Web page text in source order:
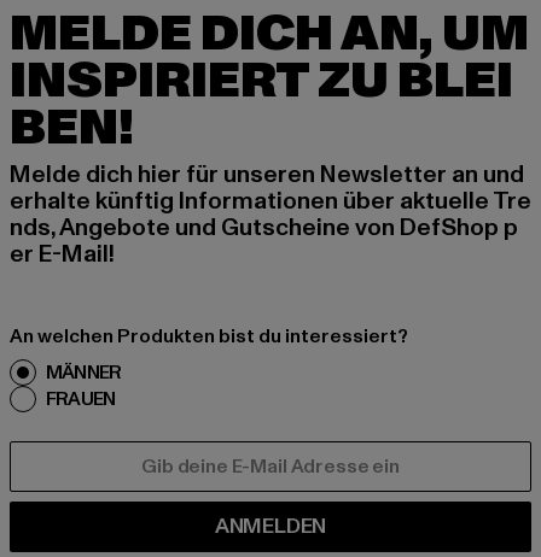
MELDE DICH AN, UM
INSPIRIERT ZU BLEI
BEN!
Melde dich hier für unseren Newsletter an und
erhalte künftig Informationen über aktuelle Tre
nds, Angebote und Gutscheine von DefShop p
er E-Mail!
An welchen Produkten bist du interessiert?
MÄNNER
FRAUEN
ANMELDEN